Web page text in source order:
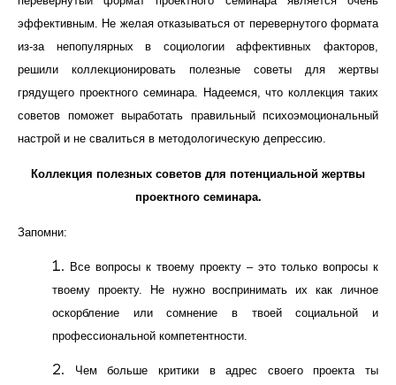
эффективным. Не желая отказываться от перевернутого формата
из-за непопулярных в социологии аффективных факторов,
решили коллекционировать полезные советы для жертвы
грядущего проектного семинара. Надеемся, что коллекция таких
советов поможет выработать правильный психоэмоциональный
настрой и не свалиться в методологическую депрессию.
Коллекция полезных советов для потенциальной жертвы
проектного семинара.
Запомни:
Все вопросы к твоему проекту–это только вопросы к
твоему проекту. Не нужно воспринимать их как личное
оскорбление или сомнение в твоей социальной и
профессиональной компетентности.
Чем больше критики в адрес своего проекта ты